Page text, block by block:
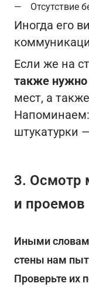
Отсутствие
Иногда его
Если же на
также нужно
мест, а
штукатурки
3. Осмотр
и проемов
Иными
стены нам
Проверьте их